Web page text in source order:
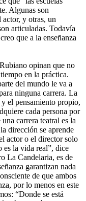
Algunas son
actor, y otras, un
articuladas. Todavía
que a la enseñanza
opinan que no
en la práctica.
del mundo le va a
ninguna carrera. La
el pensamiento propio,
cada persona por
carrera teatral es la
dirección se aprende
actor o el director solo
es la vida real”, dice
La Candelaria, es de
garantizan nada
de que ambos
por lo menos en este
“Donde se está